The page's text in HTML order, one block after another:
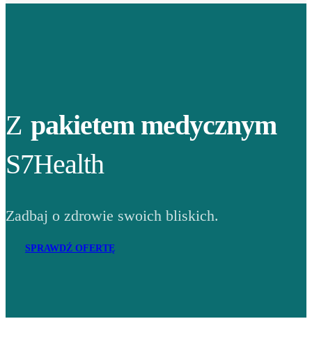
Z pakietem medycznym
S7Health
Zadbaj o zdrowie swoich bliskich.
SPRAWDŹ OFERTĘ